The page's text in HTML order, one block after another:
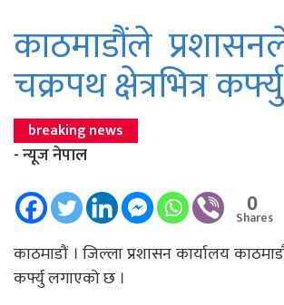
काठमाडौंले
चक्रपथ क्षेत्रभित्र कर्फ्यु
breaking news
- न्यूज नेपाल
0
Shares
काठमाडौं । जिल्ला प्रशासन कार्यालय
कर्फ्यु लगाएको छ ।